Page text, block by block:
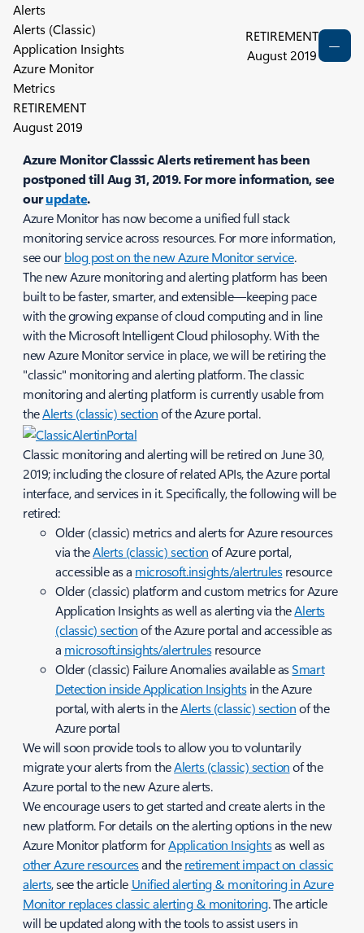
Alerts
Alerts (Classic)
Application Insights
Azure Monitor
Metrics
RETIREMENT
August 2019
RETIREMENT
August 2019
Azure Monitor Classsic Alerts retirement has been
postponed till Aug 31, 2019. For more information, see
ourupdate.
Azure Monitor has now become a unified full stack
monitoring service across resources. For more information,
see ourblog post on the new Azure Monitor service.
The new Azure monitoring and alerting platform has been
built to be faster, smarter, and extensible—keeping pace
with the growing expanse of cloud computing and in line
with the Microsoft Intelligent Cloud philosophy. With the
new Azure Monitor service in place, we will be retiring the
"classic" monitoring and alerting platform. The classic
monitoring and alerting platform is currently usable from
theAlerts (classic) sectionof the Azure portal.
Classic monitoring and alerting will be retired on June 30,
2019; including the closure of related APIs, the Azure portal
interface, and services in it. Specifically, the following will be
retired:
Older (classic) metrics and alerts for Azure resources
via theAlerts (classic) sectionof Azure portal,
accessible as a microsoft.insights/alertrulesresource
Older (classic) platform and custom metrics for Azure
Application Insights as well as alerting via theAlerts
(classic) sectionof the Azure portal and accessible as
a microsoft.insights/alertrulesresource
Older (classic) Failure Anomalies available asSmart
Detection inside Application Insightsin the Azure
portal, with alerts in theAlerts (classic) sectionof the
Azure portal
We will soon provide tools to allow you to voluntarily
migrate your alerts from theAlerts (classic) sectionof the
Azure portal to the new Azure alerts.
We encourage users to get started and create alerts in the
new platform. For details on the alerting options in the new
Azure Monitor platform forApplication Insightsas well as
other Azure resourcesand theretirement impact on classic
alerts, see the article Unified alerting & monitoring in Azure
Monitor replaces classic alerting & monitoring. The article
will be updated along with the tools to assist users in